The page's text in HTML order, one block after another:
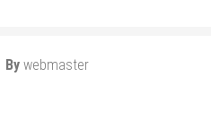
By webmaster